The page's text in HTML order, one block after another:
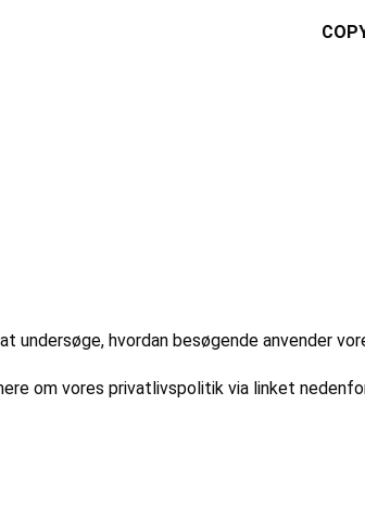
hvordan besøgende anvender
om vores privatlivspolitik via linket